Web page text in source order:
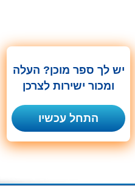
יש לך ספר מוכן? העלה
ומכור ישירות לצרכן
התחל עכשיו